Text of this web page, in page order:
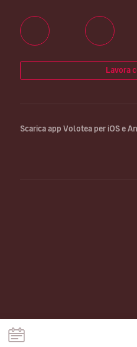
Lavora
Scarica app Volotea per iOS e